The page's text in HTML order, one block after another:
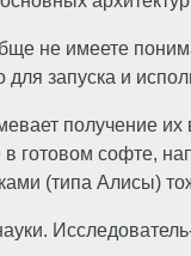
не имеете
для запуска и
получение
готовом софте,
(типа Алисы)